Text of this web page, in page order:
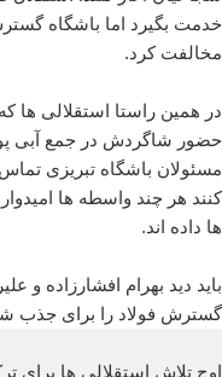
خدمت بگیرد اما باشگاه
مخالفت کرد.
در همین راستا استقلالی ها که
حضور شاگردش در جمع آبی
مسئولان باشگاه تبریزی
کنند هر چند واسطه ها
ها داده اند.
باید دید بهرام افشارزاده و
گسترش فولاد را برای جذب
اوج تلاش استقلالی ها برای